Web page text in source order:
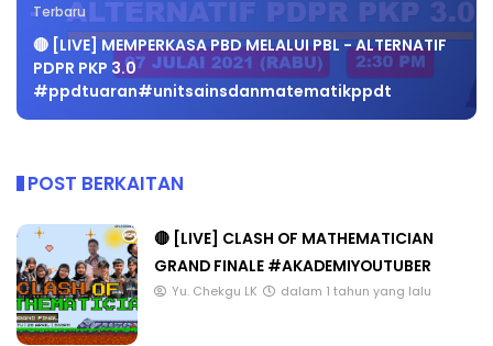
Terbaru
🔴 [LIVE] MEMPERKASA PBD MELALUI PBL - ALTERNATIF
PDPR PKP 3.0
#ppdtuaran#unitsainsdanmatematikppdt
POST BERKAITAN
🔴 [LIVE] CLASH OF MATHEMATICIAN
GRAND FINALE #AKADEMIYOUTUBER
Yu. Chekgu LK dalam 1 tahun yang lalu